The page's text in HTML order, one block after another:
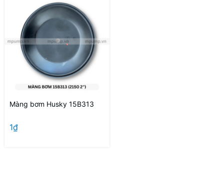
Màng bơm Husky 15B313
1₫